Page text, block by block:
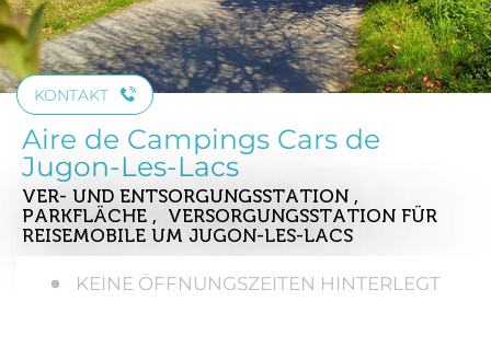
KONTAKT
Aire de Campings Cars de
Jugon-Les-Lacs
VER- UND ENTSORGUNGSSTATION ,
PARKFLÄCHE , VERSORGUNGSSTATION FÜR
REISEMOBILE UM JUGON-LES-LACS
KEINE ÖFFNUNGSZEITEN HINTERLEGT